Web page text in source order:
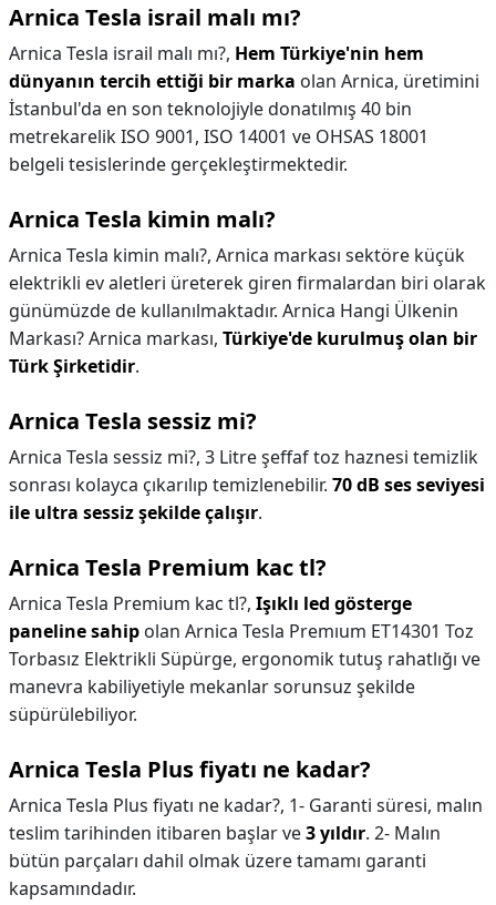
Arnica Tesla israil malı mı?
Arnica Tesla israil malı mı?, Hem Türkiye'nin hem
dünyanın tercih ettiği bir marka olan Arnica, üretimini
İstanbul'da en son teknolojiyle donatılmış 40 bin
metrekarelik ISO 9001, ISO 14001 ve OHSAS 18001
belgeli tesislerinde gerçekleştirmektedir.
Arnica Tesla kimin malı?
Arnica Tesla kimin malı?, Arnica markası sektöre küçük
elektrikli ev aletleri üreterek giren firmalardan biri olarak
günümüzde de kullanılmaktadır. Arnica Hangi Ülkenin
Markası? Arnica markası, Türkiye'de kurulmuş olan bir
Türk Şirketidir.
Arnica Tesla sessiz mi?
Arnica Tesla sessiz mi?, 3 Litre şeffaf toz haznesi temizlik
sonrası kolayca çıkarılıp temizlenebilir. 70 dB ses seviyesi
ile ultra sessiz şekilde çalışır.
Arnica Tesla Premium kac tl?
Arnica Tesla Premium kac tl?, Işıklı led gösterge
paneline sahip olan Arnica Tesla Premıum ET14301 Toz
Torbasız Elektrikli Süpürge, ergonomik tutuş rahatlığı ve
manevra kabiliyetiyle mekanlar sorunsuz şekilde
süpürülebiliyor.
Arnica Tesla Plus fiyatı ne kadar?
Arnica Tesla Plus fiyatı ne kadar?, 1- Garanti süresi, malın
teslim tarihinden itibaren başlar ve3 yıldır. 2- Malın
bütün parçaları dahil olmak üzere tamamı garanti
kapsamındadır.